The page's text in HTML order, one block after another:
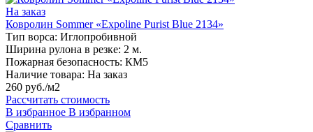
На заказ
Ковролин Sommer «Expoline Purist Blue 2134»
Тип ворса: Иглопробивной
Ширина рулона в резке: 2 м.
Пожарная безопасность: КМ5
Наличие товара: На заказ
260 руб./м2
Рассчитать стоимость
В избранное В избранном
Сравнить